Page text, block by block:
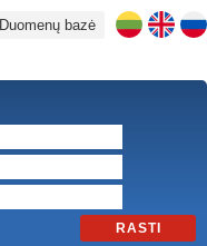
Duomenų bazė
RASTI